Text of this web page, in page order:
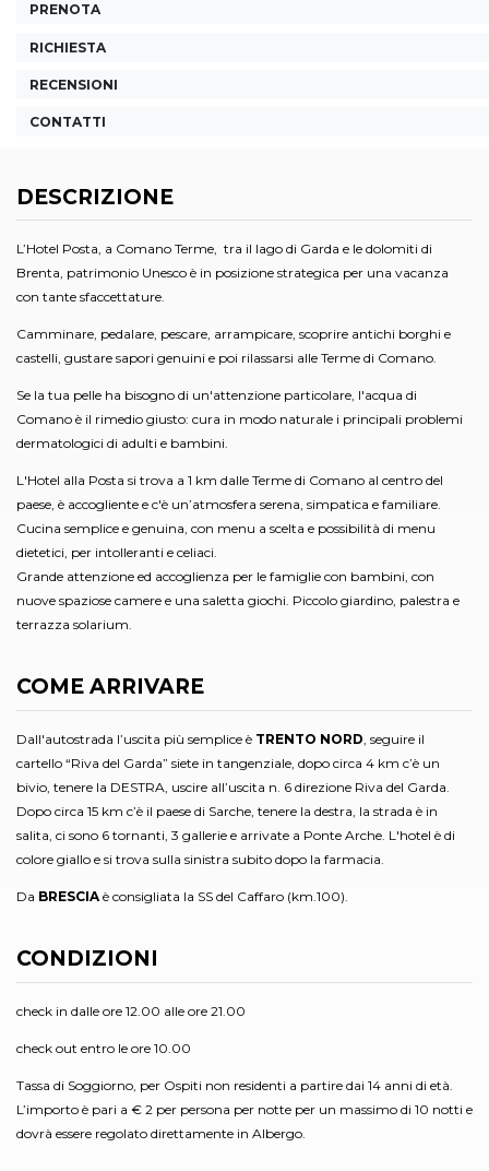
PRENOTA
RICHIESTA
RECENSIONI
CONTATTI
DESCRIZIONE
L’Hotel Posta, a Comano Terme, tra il lago di Garda e le dolomiti di
Brenta, patrimonio Unesco è in posizione strategica per una vacanza
con tante sfaccettature.
Camminare, pedalare, pescare, arrampicare, scoprire antichi borghi e
castelli, gustare sapori genuini e poi rilassarsi alle Terme di Comano.
Se la tua pelle ha bisogno di un'attenzione particolare, l'acqua di
Comano è il rimedio giusto: cura in modo naturale i principali problemi
dermatologici di adulti e bambini.
L'Hotel alla Posta si trova a 1 km dalle Terme di Comano al centro del
paese, è accogliente e c'è un’atmosfera serena, simpatica e familiare.
Cucina semplice e genuina, con menu a scelta e possibilità di menu
dietetici, per intolleranti e celiaci.
Grande attenzione ed accoglienza per le famiglie con bambini, con
nuove spaziose camere e una saletta giochi. Piccolo giardino, palestra e
terrazza solarium.
COME ARRIVARE
Dall'autostrada l’uscita più semplice è TRENTO NORD, seguire il
cartello “Riva del Garda” siete in tangenziale, dopo circa 4 km c’è un
bivio, tenere la DESTRA, uscire all’uscita n. 6 direzione Riva del Garda.
Dopo circa 15 km c’è il paese di Sarche, tenere la destra, la strada è in
salita, ci sono 6 tornanti, 3 gallerie e arrivate a Ponte Arche. L'hotel è di
colore giallo e si trova sulla sinistra subito dopo la farmacia.
Da BRESCIAè consigliata la SS del Caffaro (km.100).
CONDIZIONI
check in dalle ore 12.00 alle ore 21.00
check out entro le ore 10.00
Tassa di Soggiorno, per Ospiti non residenti a partire dai 14 anni di età.
L’importo è pari a € 2 per persona per notte per un massimo di 10 notti e
dovrà essere regolato direttamente in Albergo.